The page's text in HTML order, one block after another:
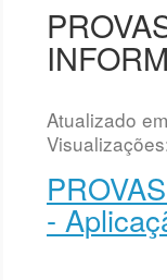
Atualizado
-